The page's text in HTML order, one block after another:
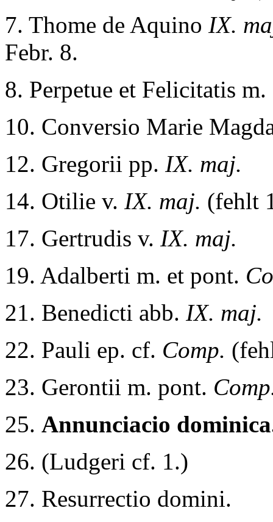
7. Thome de Aquino IX.
Febr. 8.
8. Perpetue et Felicitatis m.
10. Conversio Marie
12. Gregorii pp. IX. maj.
14. Otilie v. IX. maj. (fehlt
17. Gertrudis v. IX. maj.
19. Adalberti m. et pont.
21. Benedicti abb. IX. maj.
22. Pauli ep. cf. Comp.
23. Gerontii m. pont.
25. Annunciacio
26. (Ludgeri cf. 1.)
27. Resurrectio domini.